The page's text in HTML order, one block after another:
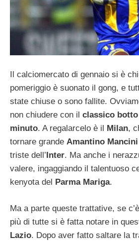
Il calciomercato di gennaio si è
pomeriggio è suonato il gong, e
state chiuse o sono fallite.
non chiudere con il classico
minuto. A regalarcelo è il Milan,
tornare grande Amantino Mancini
triste dell’ Inter. Ma anche i
valere, ingaggiando il talentuoso
kenyota del
Parma Mariga.
Ma a parte queste trattative, se
più di tutte si è fatta notare in
Lazio. Dopo aver fatto saltare la